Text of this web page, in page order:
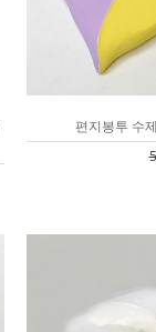
편지봉투 수